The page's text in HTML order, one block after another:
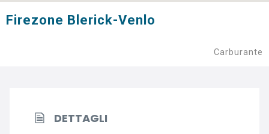
Firezone Blerick-Venlo
Carburante
DETTAGLI